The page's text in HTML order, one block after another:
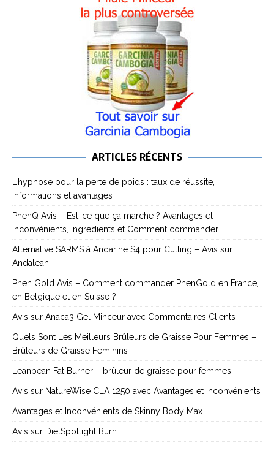
ARTICLES RÉCENTS
L’hypnose pour la perte de poids : taux de réussite,
informations et avantages
PhenQ Avis – Est-ce que ça marche ? Avantages et
inconvénients, ingrédients et Comment commander
Alternative SARMS à Andarine S4 pour Cutting – Avis sur
Andalean
Phen Gold Avis – Comment commander PhenGold en France,
en Belgique et en Suisse ?
Avis sur Anaca3 Gel Minceur avec Commentaires Clients
Quels Sont Les Meilleurs Brûleurs de Graisse Pour Femmes –
Brûleurs de Graisse Féminins
Leanbean Fat Burner – brûleur de graisse pour femmes
Avis sur NatureWise CLA 1250 avec Avantages et Inconvénients
Avantages et Inconvénients de Skinny Body Max
Avis sur DietSpotlight Burn